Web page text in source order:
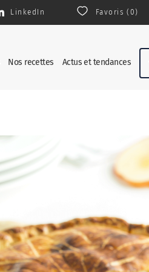
LinkedIn Favoris ( 0 )
Nos recettes Actus et tendances